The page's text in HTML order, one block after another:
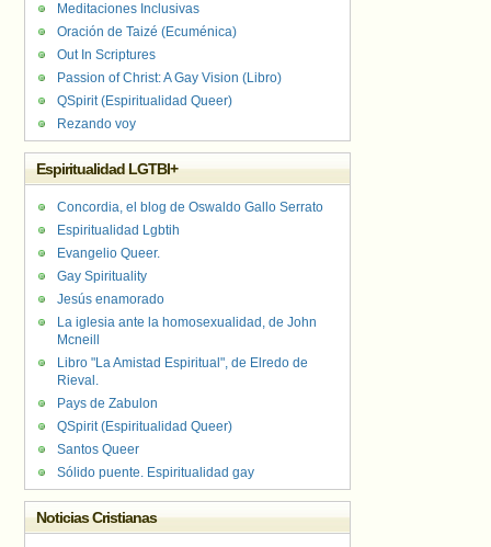
Meditaciones Inclusivas
Oración de Taizé (Ecuménica)
Out In Scriptures
Passion of Christ: A Gay Vision (Libro)
QSpirit (Espiritualidad Queer)
Rezando voy
Espiritualidad LGTBI+
Concordia, el blog de Oswaldo Gallo Serrato
Espiritualidad Lgbtih
Evangelio Queer.
Gay Spirituality
Jesús enamorado
La iglesia ante la homosexualidad, de John
Mcneill
Libro "La Amistad Espiritual", de Elredo de
Rieval.
Pays de Zabulon
QSpirit (Espiritualidad Queer)
Santos Queer
Sólido puente. Espiritualidad gay
Noticias Cristianas